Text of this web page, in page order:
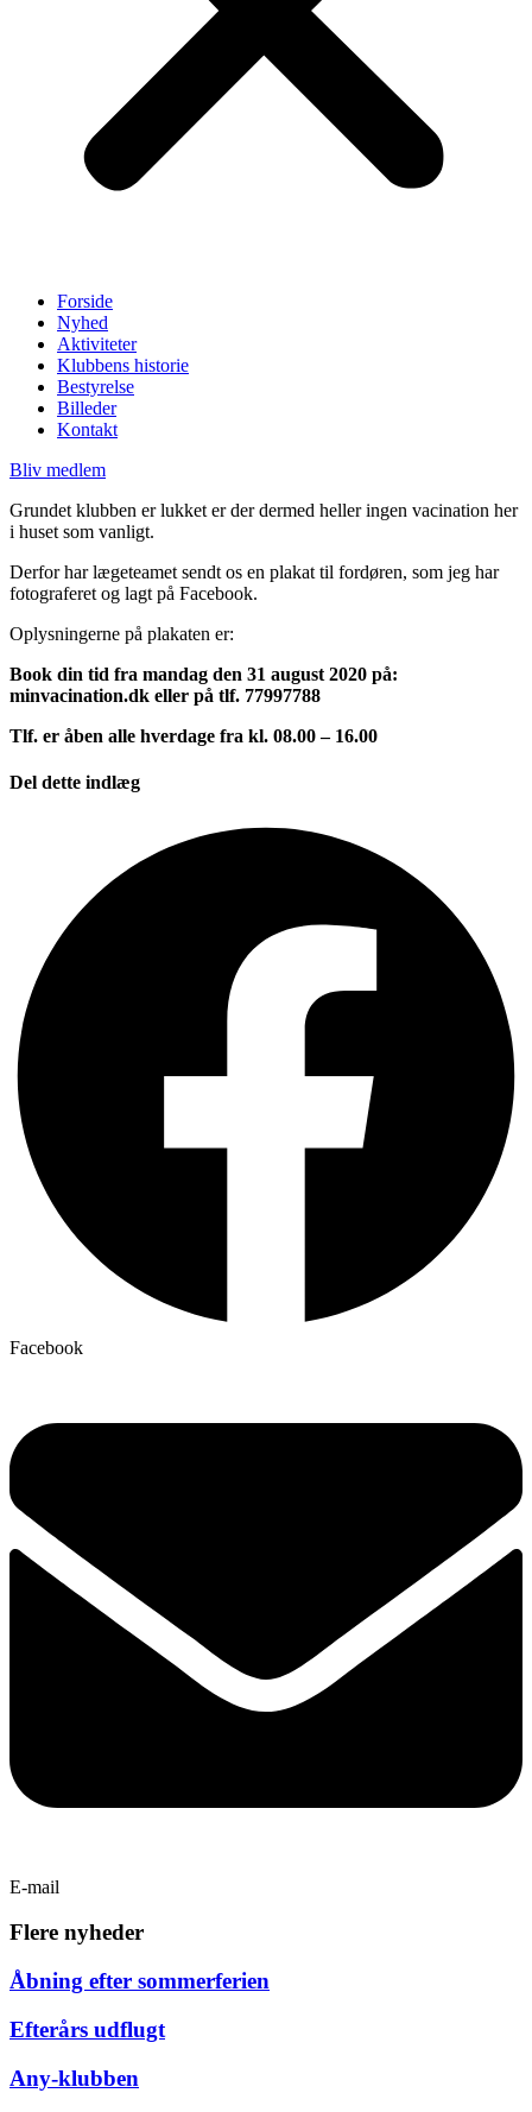
Forside
Nyhed
Aktiviteter
Klubbens historie
Bestyrelse
Billeder
Kontakt
Bliv medlem
Grundet klubben er lukket er der dermed heller ingen vacination her
i huset som vanligt.
Derfor har lægeteamet sendt os en plakat til fordøren, som jeg har
fotograferet og lagt på Facebook.
Oplysningerne på plakaten er:
Book din tid fra mandag den 31 august 2020 på:
minvacination.dk eller på tlf. 77997788
Tlf. er åben alle hverdage fra kl. 08.00 – 16.00
Del dette indlæg
Facebook
E-mail
Flere nyheder
Åbning efter sommerferien
Efterårs udflugt
Any-klubben